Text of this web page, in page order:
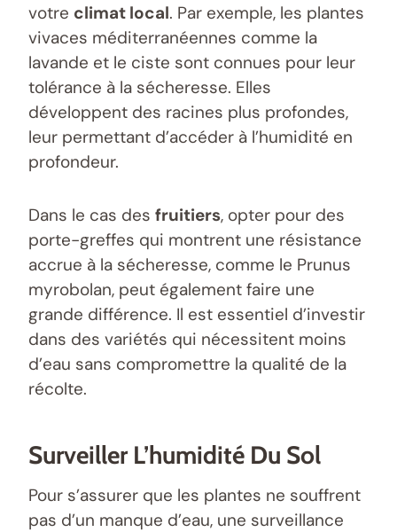
votre climat local. Par exemple, les plantes
vivaces méditerranéennes comme la
lavande et le ciste sont connues pour leur
tolérance à la sécheresse. Elles
développent des racines plus profondes,
leur permettant d’accéder à l’humidité en
profondeur.
Dans le cas des fruitiers, opter pour des
porte-greffes qui montrent une résistance
accrue à la sécheresse, comme le Prunus
myrobolan, peut également faire une
grande différence. Il est essentiel d’investir
dans des variétés qui nécessitent moins
d’eau sans compromettre la qualité de la
récolte.
Surveiller L’humidité Du Sol
Pour s’assurer que les plantes ne souffrent
pas d’un manque d’eau, une surveillance